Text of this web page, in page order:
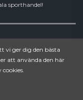
varukorgen
sporthandel!
vi ger dig den bästa
att använda den här